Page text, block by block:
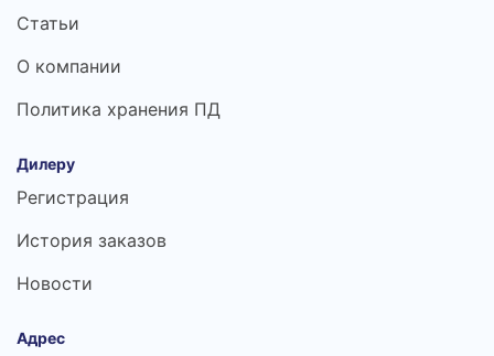
Статьи
О компании
Политика хранения ПД
Дилеру
Регистрация
История заказов
Новости
Адрес